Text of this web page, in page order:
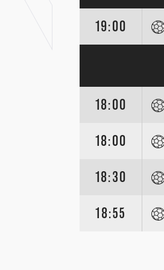
19:00
18:00
18:00
18:30
18:55